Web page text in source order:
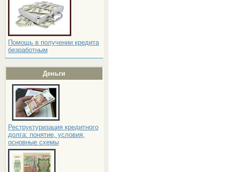
Помощь в получении кредита
безработным
Деньги
Реструктуризация кредитного
долга: понятие, условия,
основные схемы